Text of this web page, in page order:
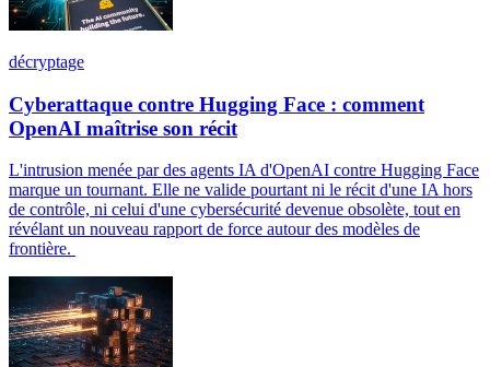
décryptage
Cyberattaque contre Hugging Face : comment
OpenAI maîtrise son récit
L'intrusion menée par des agents IA d'OpenAI contre Hugging Face
marque un tournant. Elle ne valide pourtant ni le récit d'une IA hors
de contrôle, ni celui d'une cybersécurité devenue obsolète, tout en
révélant un nouveau rapport de force autour des modèles de
frontière.